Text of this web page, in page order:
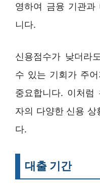
영하여 금융 기관과
니다.
신용점수가 낮더라
수 있는 기회가 주
중요합니다. 이처럼
자의 다양한 신용 상
다.
대출 기간